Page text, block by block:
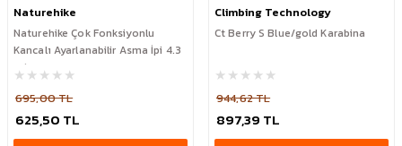
Naturehike
Naturehike Çok Fonksiyonlu
Kancalı Ayarlanabilir Asma İpi 4.3
mt
695,00 TL
625,50 TL
Climbing Technology
Ct Berry S Blue/gold Karabina
944,62 TL
897,39 TL